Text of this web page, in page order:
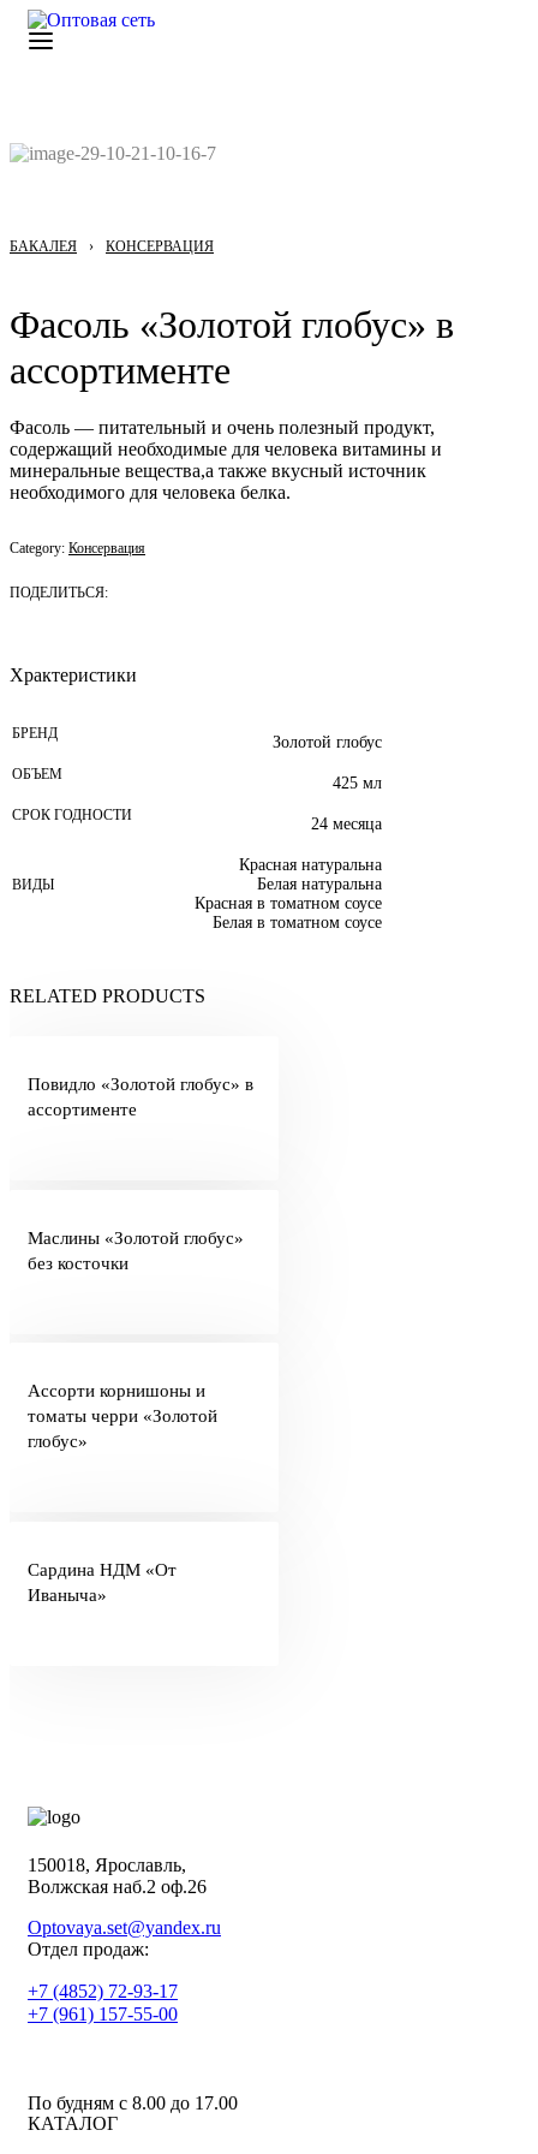
БАКАЛЕЯ › КОНСЕРВАЦИЯ
Фасоль «Золотой глобус» в
ассортименте
Фасоль — питательный и очень полезный продукт,
содержащий необходимые для человека витамины и
минеральные вещества,а также вкусный источник
необходимого для человека белка.
Category: Консервация
ПОДЕЛИТЬСЯ:
Храктеристики
БРЕНД Золотой глобус
ОБЪЕМ 425 мл
СРОК ГОДНОСТИ 24 месяца
ВИДЫ
Красная натуральна
Белая натуральна
Красная в томатном соусе
Белая в томатном соусе
RELATED PRODUCTS
Повидло «Золотой глобус» в
ассортименте
Маслины «Золотой глобус»
без косточки
Ассорти корнишоны и
томаты черри «Золотой
глобус»
Сардина НДМ «От
Иваныча»
150018, Ярославль,
Волжская наб.2 оф.26
Optovaya.set@yandex.ru
Отдел продаж:
+7 (4852) 72-93-17
+7 (961) 157-55-00
По будням c 8.00 до 17.00
КАТАЛОГ